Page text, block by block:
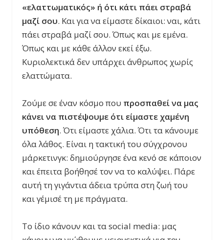
«ελαττωματικός» ή ότι κάτι πάει στραβά
μαζί σου. Και για να είμαστε δίκαιοι: ναι, κάτι
πάει στραβά μαζί σου. Όπως και με εμένα.
Όπως και με κάθε άλλον εκεί έξω.
Κυριολεκτικά δεν υπάρχει άνθρωπος χωρίς
ελαττώματα.
Ζούμε σε έναν κόσμο που προσπαθεί να μας
κάνει να πιστέψουμε ότι είμαστε χαμένη
υπόθεση. Ότι είμαστε χάλια. Ότι τα κάνουμε
όλα λάθος. Είναι η τακτική του σύγχρονου
μάρκετινγκ: δημιούργησε ένα κενό σε κάποιον
και έπειτα βοήθησέ τον να το καλύψει. Πάρε
αυτή τη γιγάντια άδεια τρύπα στη ζωή του
και γέμισέ τη με πράγματα.
Το ίδιο κάνουν και τα social media: μας